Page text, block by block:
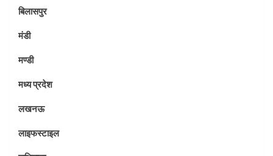
बिलासपुर
मंडी
मण्डी
मध्य प्रदेश
लखनऊ
लाइफस्टाइल